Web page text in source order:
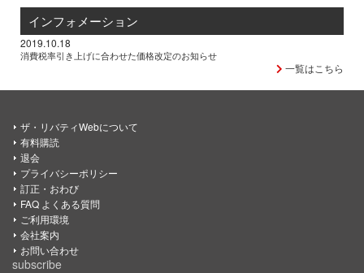
インフォメーション
2019.10.18
消費税率引き上げに合わせた価格改定のお知らせ
一覧はこちら
ザ・リバティWebについて
有料購読
退会
プライバシーポリシー
訂正・おわび
FAQ よくある質問
ご利用環境
会社案内
お問い合わせ
subscribe